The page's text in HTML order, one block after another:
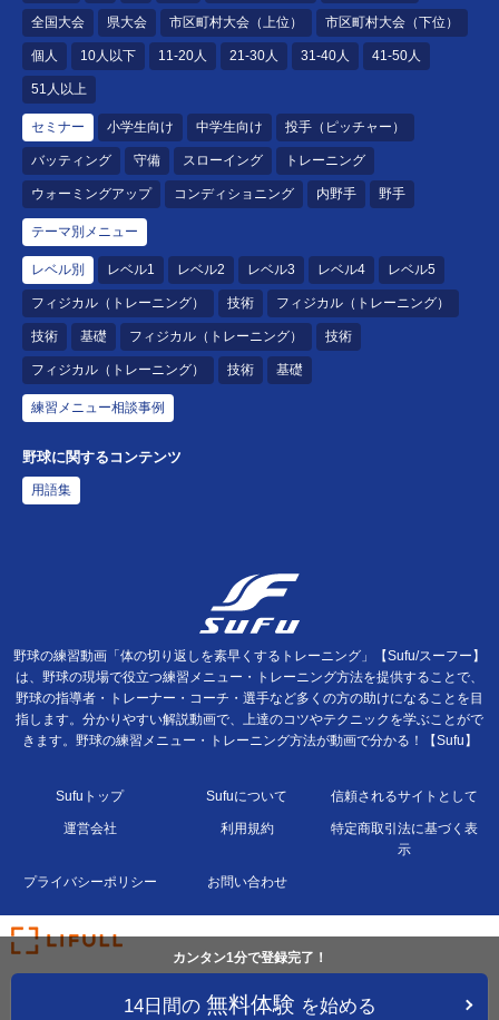
全国大会 県大会 市区町村大会（上位） 市区町村大会（下位）
個人 10人以下 11-20人 21-30人 31-40人 41-50人
51人以上
セミナー 小学生向け 中学生向け 投手（ピッチャー）
バッティング 守備 スローイング トレーニング
ウォーミングアップ コンディショニング 内野手 野手
テーマ別メニュー
レベル別 レベル1 レベル2 レベル3 レベル4 レベル5
フィジカル（トレーニング） 技術 フィジカル（トレーニング）
技術 基礎 フィジカル（トレーニング） 技術
フィジカル（トレーニング） 技術 基礎
練習メニュー相談事例
野球に関するコンテンツ
用語集
カンタン1分で登録完了！
14日間の 無料体験 を始める
野球の練習動画「体の切り返しを素早くするトレーニング」【Sufu/スーフー】
は、野球の現場で役立つ練習メニュー・トレーニング方法を提供することで、
野球の指導者・トレーナー・コーチ・選手など多くの方の助けになることを目
指します。分かりやすい解説動画で、上達のコツやテクニックを学ぶことがで
きます。野球の練習メニュー・トレーニング方法が動画で分かる！【Sufu】
Sufuトップ Sufuについて 信頼されるサイトとして
運営会社 利用規約
特定商取引法に基づく表
示
プライバシーポリシー お問い合わせ